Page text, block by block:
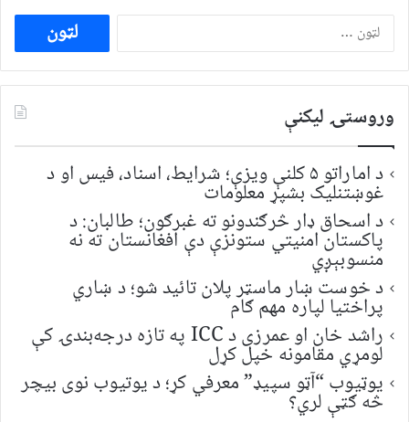
ددی
لپاره
لټون:
وروستۍ ليکنې
د اماراتو ۵ کلنې ویزې؛ شرایط، اسناد، فیس او د
غوښتنلیک بشپړ معلومات
د اسحاق ډار څرګندونو ته غبرګون؛ طالبان: د
پاکستان امنیتي ستونزې دې افغانستان ته نه
منسوبېږي
د خوست ښار ماسټر پلان تائید شو؛ د ښاري
پراختیا لپاره مهم ګام
راشد خان او عمرزی د ICC په تازه درجه‌بندۍ کې
لومړي مقامونه خپل کړل
یوټیوب “آټو سپیډ” معرفي کړ؛ د یوتیوب نوی بیچر
څه ګټې لري؟